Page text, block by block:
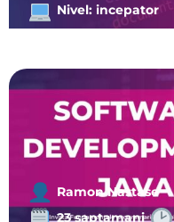
Nivel: incepator
Ramon Nastase
23 saptamani